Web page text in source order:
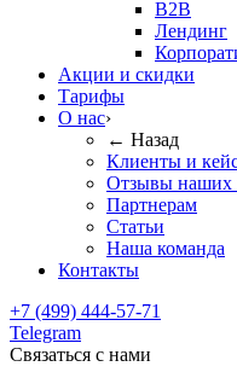
B2B
Лендинг
Акции и скидки
Тарифы
О нас›
← Назад
Клиенты и
Отзывы наших
Партнерам
Статьи
Наша команда
Контакты
+7 (499) 444-57-71
Telegram
Связаться с нами